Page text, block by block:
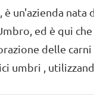
è un'azienda
ed è qui
delle
umbri ,